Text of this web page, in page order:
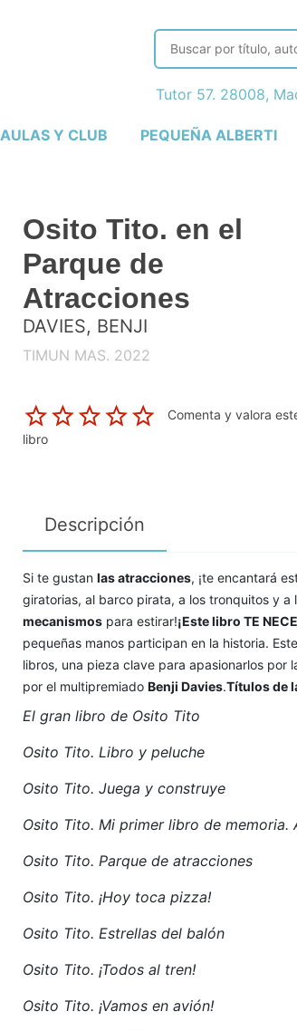
AULAS Y CLUB PEQUEÑA ALBERTI
Tutor 57. 28008,
Osito Tito. en el
Parque de
Atracciones
DAVIES, BENJI
TIMUN MAS. 2022
Comenta y valora
libro
Descripción
Si te gustan las atracciones, ¡te encantará
giratorias, al barco pirata, a los tronquitos y a
mecanismospara estirar!¡Este libro TE
pequeñas manos participan en la historia. Este
libros, una pieza clave para apasionarlos por
por el multipremiado Benji Davies.Títulos de
El gran libro de Osito Tito
Osito Tito. Libro y peluche
Osito Tito. Juega y construye
Osito Tito. Mi primer libro de memoria.
Osito Tito. Parque de atracciones
Osito Tito. ¡Hoy toca pizza!
Osito Tito. Estrellas del balón
Osito Tito. ¡Todos al tren!
Osito Tito. ¡Vamos en avión!